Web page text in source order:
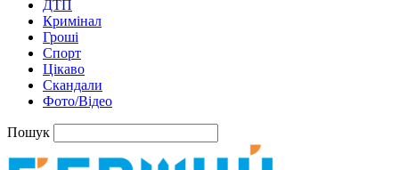
ДТП
Кримінал
Гроші
Спорт
Цікаво
Скандали
Фото/Відео
Пошук